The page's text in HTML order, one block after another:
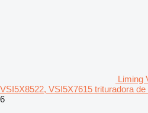
Liming
VSI5X8522, VSI5X7615 trituradora
6